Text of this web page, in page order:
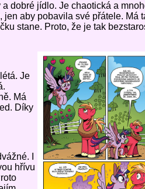
dobré jídlo. Je chaotická a
aby pobavila své přátele. Má
stane. Proto, že je tak
Je
Má
Díky
I
hřívu